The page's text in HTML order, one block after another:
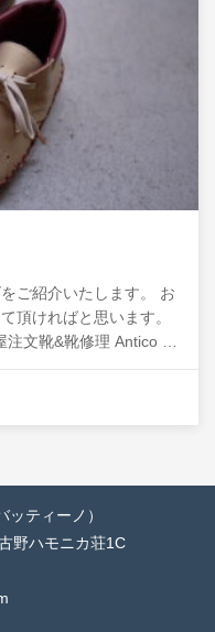
ご紹介いたします。 お
頂ければと思います。
文靴&靴修理 Antico …
ティーノ）
野ハモニカ荘1C